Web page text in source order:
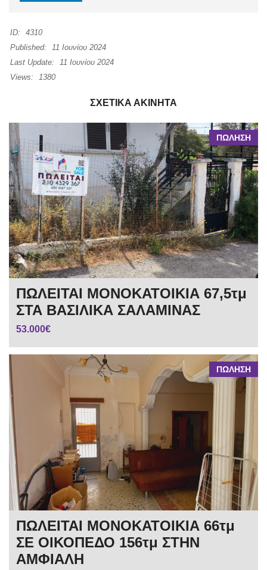
ID:
4310
Published:
11 Ιουνίου 2024
Last Update:
11 Ιουνίου 2024
Views:
1380
ΣΧΕΤΙΚΆ ΑΚΊΝΗΤΑ
ΠΩΛΗΣΗ
ΠΩΛΕΙΤΑΙ ΜΟΝΟΚΑΤΟΙΚΙΑ 67,5τμ
ΣΤΑ ΒΑΣΙΛΙΚΑ ΣΑΛΑΜΙΝΑΣ
53.000€
ΠΩΛΗΣΗ
ΠΩΛΕΙΤΑΙ ΜΟΝΟΚΑΤΟΙΚΙΑ 66τμ
ΣΕ ΟΙΚΟΠΕΔΟ 156τμ ΣΤΗΝ
ΑΜΦΙΑΛΗ